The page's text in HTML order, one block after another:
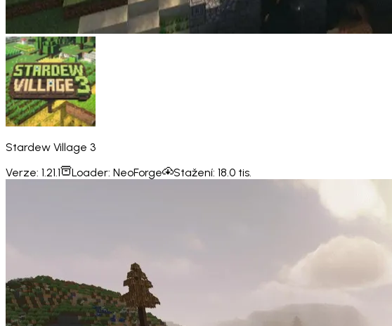
Stardew Village 3
Verze: 1.21.1 Loader: NeoForge Stažení: 18.0 tis.